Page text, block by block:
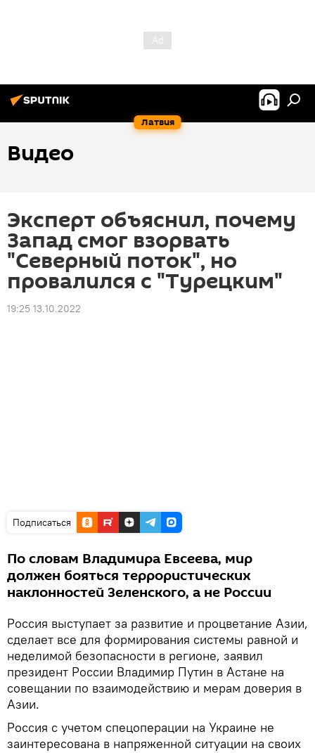
Латвия
Видео
Эксперт объяснил, почему
Запад смог взорвать
"Северный поток", но
провалился с "Турецким"
19:25 13.10.2022
Подписаться
По словам Владимира Евсеева, мир
должен бояться террористических
наклонностей Зеленского, а не России
Россия выступает за развитие и процветание Азии,
сделает все для формирования системы равной и
неделимой безопасности в регионе, заявил
президент России Владимир Путин в Астане на
совещании по взаимодействию и мерам доверия в
Азии.
Россия с учетом спецоперации на Украине не
заинтересована в напряженной ситуации на своих